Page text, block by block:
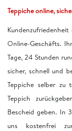
Teppiche online,
Online-Geschäfts.
Tage, 24 Stunden
sicher, schnell und
Teppiche selber zu
Teppich
Bescheid geben. In
uns kostenfrei